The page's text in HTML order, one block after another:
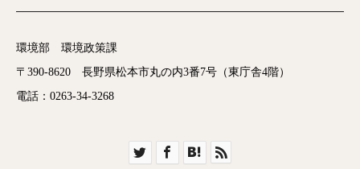
環境部 環境政策課
〒390-8620 長野県松本市丸の内3番7号（東庁舎4階）
電話：0263-34-3268